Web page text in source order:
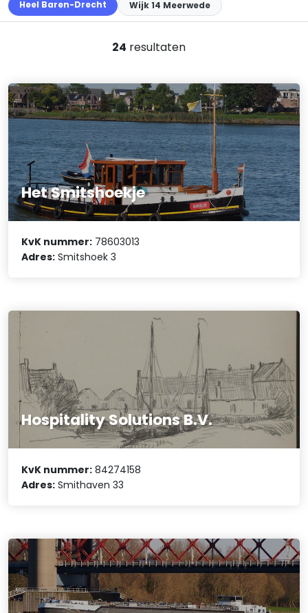
Heel Baren-Drecht Wijk 14 Meerwede
24 resultaten
Het Smitshoekje
KvK nummer: 78603013
Adres: Smitshoek 3
Hospitality Solutions B.V.
KvK nummer: 84274158
Adres: Smithaven 33